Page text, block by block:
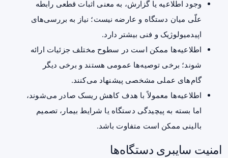
وجود اطلاعیه یا گزارش، به معنی اثبات قطعی رابطه
علّی میان دستگاه و عارضه نیست؛ نیاز به بررسی‌های
اپیدمیولوژیک و فنی بیشتر دارد.
اطلاعیه‌ها ممکن است در سطوح مختلف جزئیات ارائه
شوند؛ برخی توصیه‌ها عمومی هستند و برخی دیگر
گام‌های عملی مشخصی پیشنهاد می‌کنند.
اطلاعیه‌ها معمولاً با هدف کاهش ریسک صادر می‌شوند،
اما بسته به پیچیدگی دستگاه یا شرایط بیمار، تصمیم
بالینی ممکن است متفاوت باشد.
امنیت سایبری دستگاه‌ها